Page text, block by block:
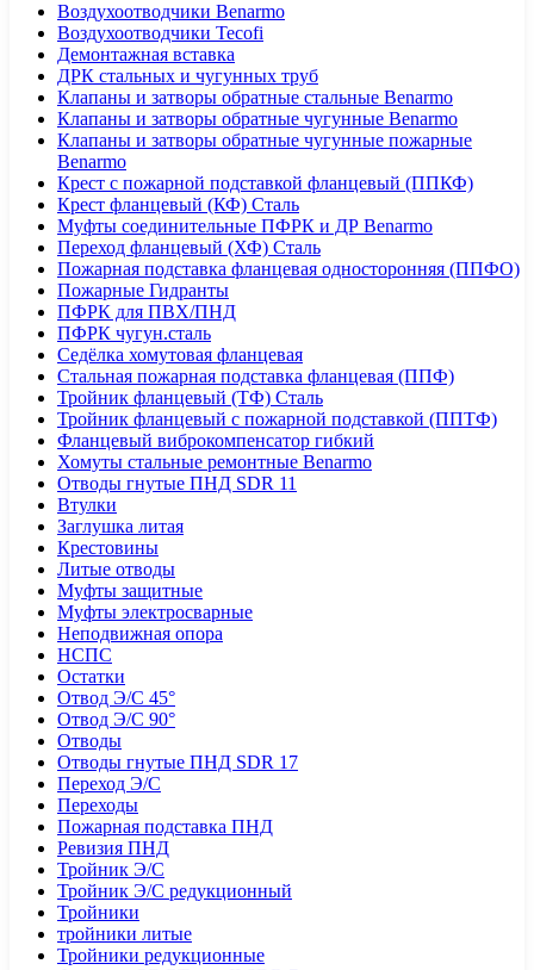
Воздухоотводчики Benarmo
Воздухоотводчики Tecofi
Демонтажная вставка
ДРК стальных и чугунных труб
Клапаны и затворы обратные стальные Benarmo
Клапаны и затворы обратные чугунные Benarmo
Клапаны и затворы обратные чугунные пожарные
Benarmo
Крест с пожарной подставкой фланцевый (ППКФ)
Крест фланцевый (КФ) Сталь
Муфты соединительные ПФРК и ДР Benarmo
Переход фланцевый (ХФ) Сталь
Пожарная подставка фланцевая односторонняя (ППФО)
Пожарные Гидранты
ПФРК для ПВХ/ПНД
ПФРК чугун.сталь
Седёлка хомутовая фланцевая
Стальная пожарная подставка фланцевая (ППФ)
Тройник фланцевый (ТФ) Сталь
Тройник фланцевый с пожарной подставкой (ППТФ)
Фланцевый виброкомпенсатор гибкий
Хомуты стальные ремонтные Benarmo
Отводы гнутые ПНД SDR 11
Втулки
Заглушка литая
Крестовины
Литые отводы
Муфты защитные
Муфты электросварные
Неподвижная опора
НСПС
Остатки
Отвод Э/С 45°
Отвод Э/С 90°
Отводы
Отводы гнутые ПНД SDR 17
Переход Э/С
Переходы
Пожарная подставка ПНД
Ревизия ПНД
Тройник Э/С
Тройник Э/С редукционный
Тройники
тройники литые
Тройники редукционные